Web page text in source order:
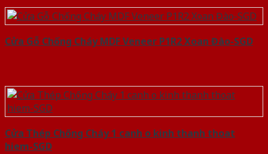
Cửa Gỗ Chống Cháy MDF Veneer P1R2 Xoan Đào-SGD
Cửa Thép Chống Cháy 1 canh o kinh thanh thoat
hiem-SGD